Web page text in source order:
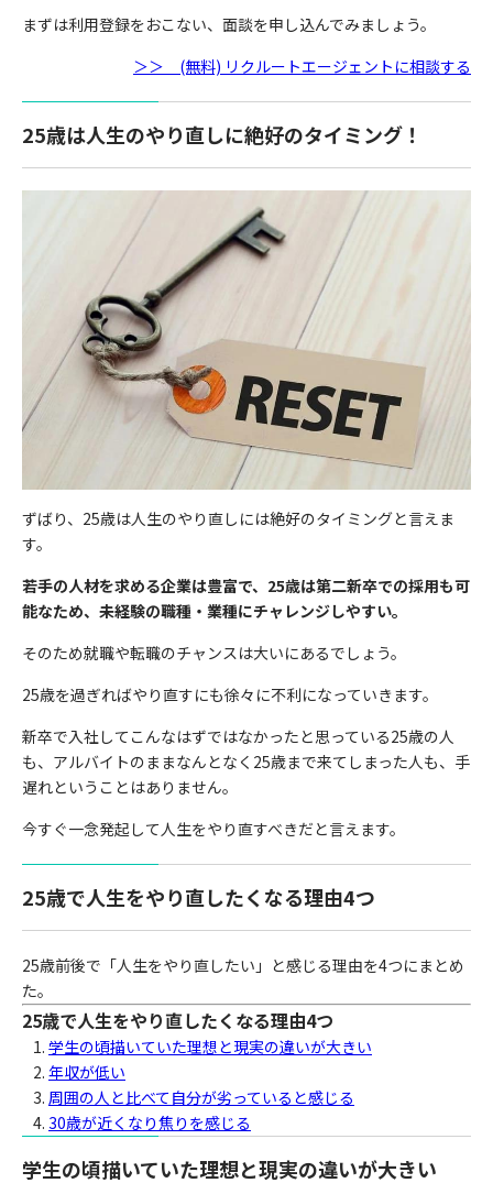
まずは利用登録をおこない、面談を申し込んでみましょう。
＞＞ (無料) リクルートエージェントに相談する
25歳は人生のやり直しに絶好のタイミング！
ずばり、25歳は人生のやり直しには絶好のタイミングと言えま
す。
若手の人材を求める企業は豊富で、25歳は第二新卒での採用も可
能なため、未経験の職種・業種にチャレンジしやすい。
そのため就職や転職のチャンスは大いにあるでしょう。
25歳を過ぎればやり直すにも徐々に不利になっていきます。
新卒で入社してこんなはずではなかったと思っている25歳の人
も、アルバイトのままなんとなく25歳まで来てしまった人も、手
遅れということはありません。
今すぐ一念発起して人生をやり直すべきだと言えます。
25歳で人生をやり直したくなる理由4つ
25歳前後で「人生をやり直したい」と感じる理由を4つにまとめ
た。
25歳で人生をやり直したくなる理由4つ
学生の頃描いていた理想と現実の違いが大きい
年収が低い
周囲の人と比べて自分が劣っていると感じる
30歳が近くなり焦りを感じる
学生の頃描いていた理想と現実の違いが大きい